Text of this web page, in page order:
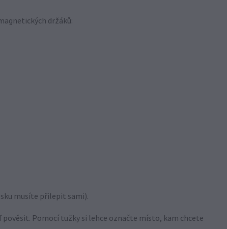
držáků:
musíte přilepit sami).
Pomocí tužky si lehce označte místo, kam chcete